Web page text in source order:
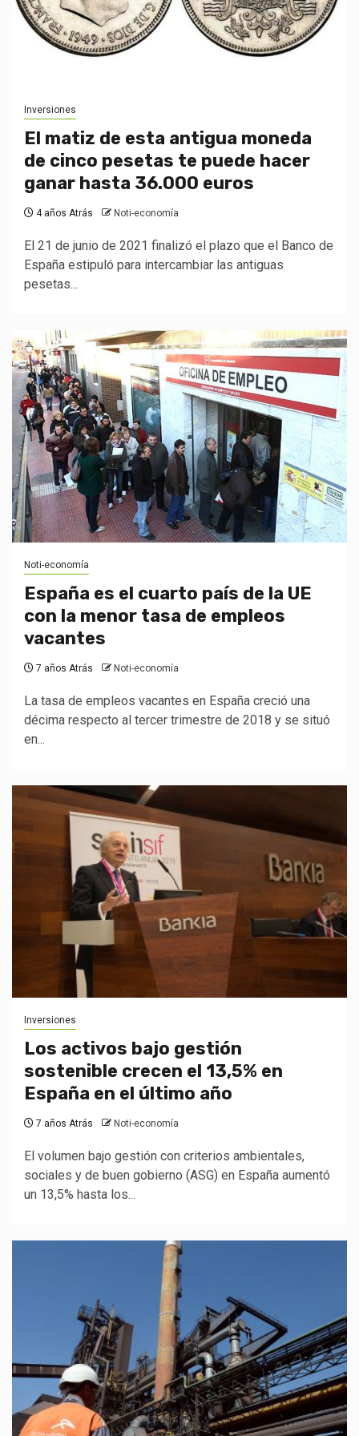
Inversiones
El matiz de esta antigua moneda
de cinco pesetas te puede hacer
ganar hasta 36.000 euros
4 años Atrás Noti-economía
El 21 de junio de 2021 finalizó el plazo que el Banco de
España estipuló para intercambiar las antiguas
pesetas...
Noti-economía
España es el cuarto país de la UE
con la menor tasa de empleos
vacantes
7 años Atrás Noti-economía
La tasa de empleos vacantes en España creció una
décima respecto al tercer trimestre de 2018 y se situó
en...
Inversiones
Los activos bajo gestión
sostenible crecen el 13,5% en
España en el último año
7 años Atrás Noti-economía
El volumen bajo gestión con criterios ambientales,
sociales y de buen gobierno (ASG) en España aumentó
un 13,5% hasta los...